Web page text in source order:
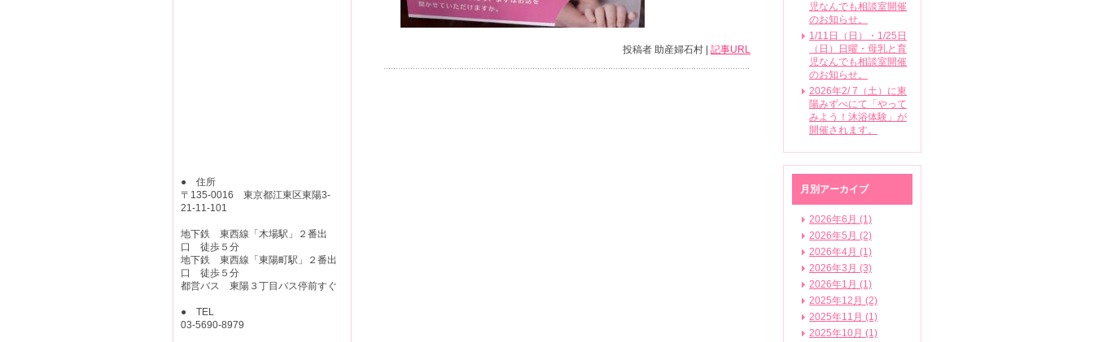
投稿者 助産婦石村 | 記事URL
児なんでも相談室開催
のお知らせ。
1/11日（日）・1/25日
（日）日曜・母乳と育
児なんでも相談室開催
のお知らせ。
2026年2/ 7（土）に東
陽みずべにて「やって
みよう！沐浴体験」が
開催されます。
月別アーカイブ
2026年6月 (1)
2026年5月 (2)
2026年4月 (1)
2026年3月 (3)
2026年1月 (1)
2025年12月 (2)
2025年11月 (1)
2025年10月 (1)
● 住所
〒135-0016 東京都江東区東陽3-
21-11-101
地下鉄 東西線「木場駅」２番出
口 徒歩５分
地下鉄 東西線「東陽町駅」２番出
口 徒歩５分
都営バス 東陽３丁目バス停前すぐ
● TEL
03-5690-8979